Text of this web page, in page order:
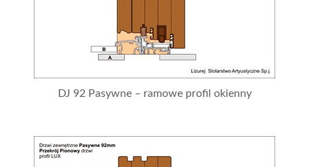
DJ 92 Pasywne – ramowe profil okienny